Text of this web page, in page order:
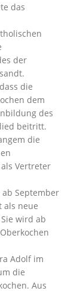
das
der
die
dem
des
beitritt.
die
Vertreter
September
als neue
wird ab
Adolf im
die
Aus